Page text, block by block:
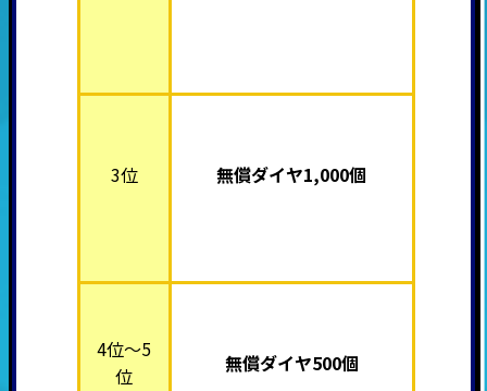
3位 無償ダイヤ1,000個
4位～5
位
無償ダイヤ500個